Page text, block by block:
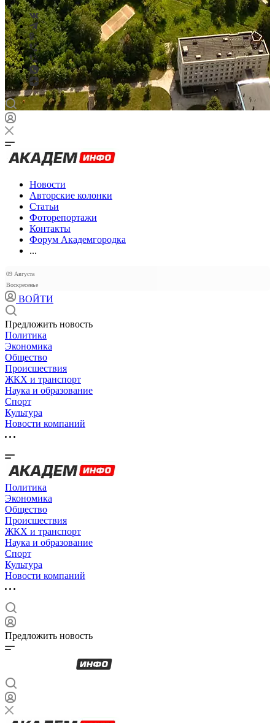
Новости
Авторские колонки
Статьи
Фоторепортажи
Контакты
Форум Академгородка
...
09 Августа
Воскресенье
ВОЙТИ
Предложить новость
Политика
Экономика
Общество
Происшествия
ЖКХ и транспорт
Наука и образование
Спорт
Культура
Новости компаний
Политика
Экономика
Общество
Происшествия
ЖКХ и транспорт
Наука и образование
Спорт
Культура
Новости компаний
Предложить новость